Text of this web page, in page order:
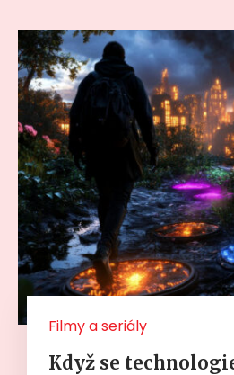
Filmy a seriály
Když se